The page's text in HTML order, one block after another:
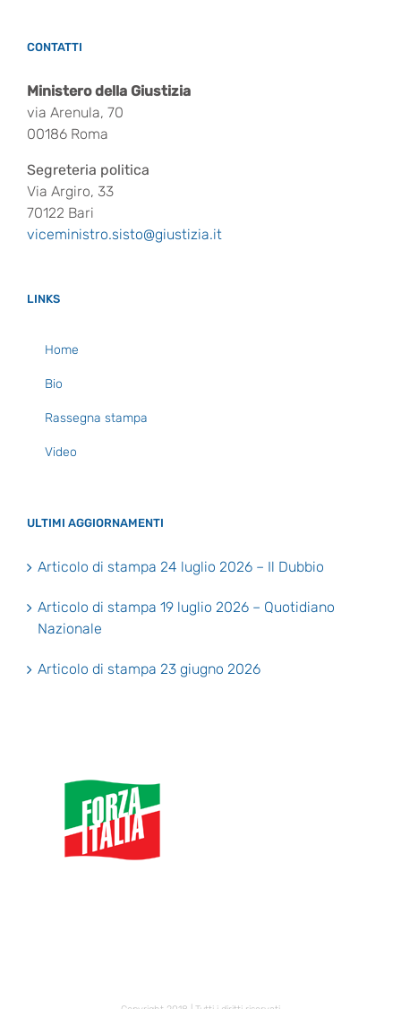
CONTATTI
Ministero della Giustizia
via Arenula, 70
00186 Roma
Segreteria politica
Via Argiro, 33
70122 Bari
viceministro.sisto@giustizia.it
LINKS
Home
Bio
Rassegna stampa
Video
ULTIMI AGGIORNAMENTI
Articolo di stampa 24 luglio 2026 – Il Dubbio
Articolo di stampa 19 luglio 2026 – Quotidiano
Nazionale
Articolo di stampa 23 giugno 2026